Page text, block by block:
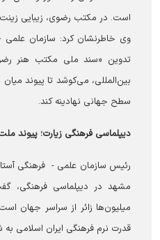
است. در مکتب رضوی، زیبایی
وی خاطرنشان کرد: سازمان
تدوین «سند ملی مکتب هنر
بین‌المللی، می‌کوشد تا پیوند
سطح جهانی نهادینه کند.
دیپلماسی فرهنگی زیارت؛ پیوند
رئیس سازمان علمی‌ - ‌ فرهنگی
مشهد در دیپلماسی فرهنگی،
میلیون‌ها زائر از سراسر جهان
قدرت نرم فرهنگی ایران اسلامی